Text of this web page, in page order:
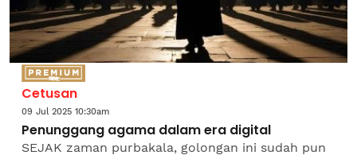
Cetusan
09 Jul 2025 10:30am
Penunggang agama dalam era digital
SEJAK zaman purbakala, golongan ini sudah pun